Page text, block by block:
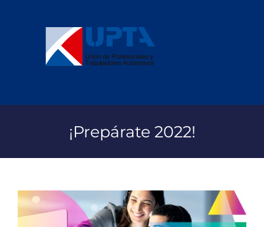
¡Prepárate 2022!